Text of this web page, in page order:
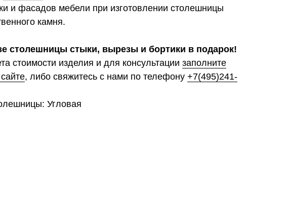
и фасадов мебели при изготовлении столешницы
камня.
столешницы стыки, вырезы и бортики в подарок!
стоимости изделия и для консультации заполните
, либо свяжитесь с нами по телефону +7(495)241-
Угловая